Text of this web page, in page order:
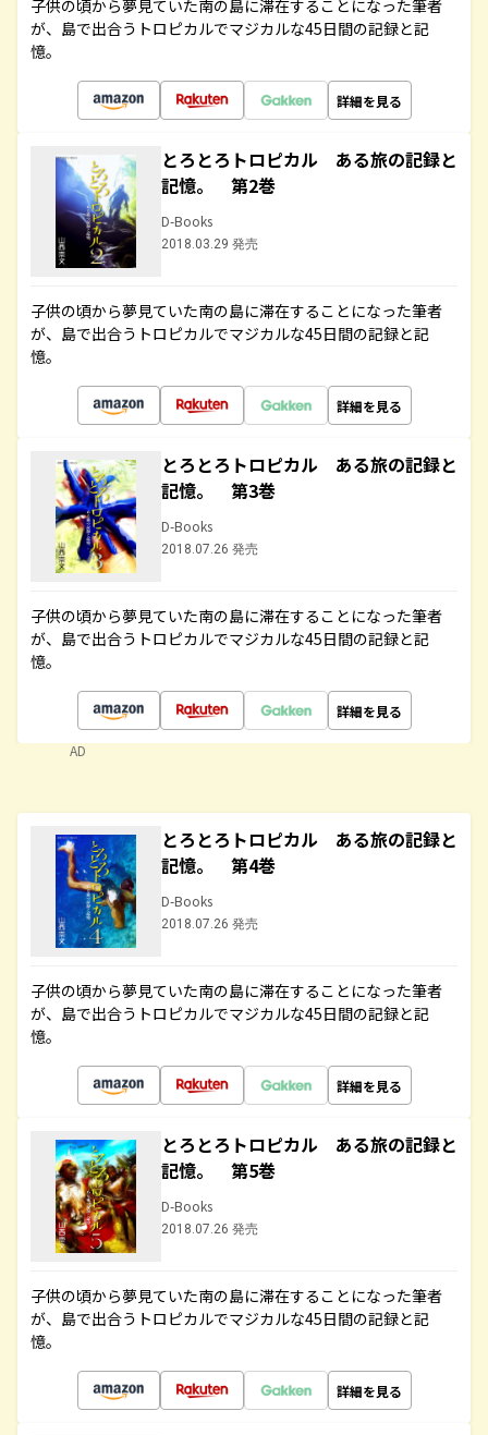
子供の頃から夢見ていた南の島に滞在することになった筆者
が、島で出合うトロピカルでマジカルな45日間の記録と記
憶。
詳細を見る
とろとろトロピカル ある旅の記録と
記憶。 第2巻
D-Books
2018.03.29 発売
子供の頃から夢見ていた南の島に滞在することになった筆者
が、島で出合うトロピカルでマジカルな45日間の記録と記
憶。
詳細を見る
とろとろトロピカル ある旅の記録と
記憶。 第3巻
D-Books
2018.07.26 発売
子供の頃から夢見ていた南の島に滞在することになった筆者
が、島で出合うトロピカルでマジカルな45日間の記録と記
憶。
詳細を見る
AD
とろとろトロピカル ある旅の記録と
記憶。 第4巻
D-Books
2018.07.26 発売
子供の頃から夢見ていた南の島に滞在することになった筆者
が、島で出合うトロピカルでマジカルな45日間の記録と記
憶。
詳細を見る
とろとろトロピカル ある旅の記録と
記憶。 第5巻
D-Books
2018.07.26 発売
子供の頃から夢見ていた南の島に滞在することになった筆者
が、島で出合うトロピカルでマジカルな45日間の記録と記
憶。
詳細を見る